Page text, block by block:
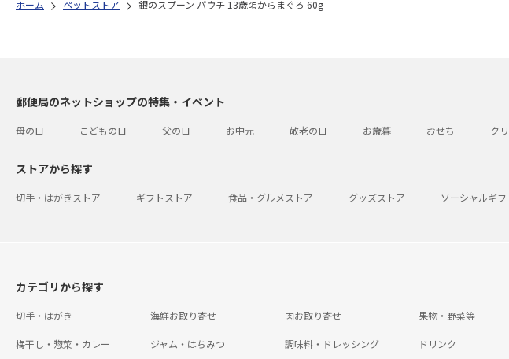
ホーム ペットストア 銀のスプーン パウチ 13歳頃からまぐろ 60g
郵便局のネットショップの特集・イベント
母の日 こどもの日 父の日 お中元 敬老の日 お歳暮 おせち ク
ストアから探す
切手・はがきストア ギフトストア 食品・グルメストア グッズストア ソーシャルギ
カテゴリから探す
切手・はがき 海鮮お取り寄せ 肉お取り寄せ 果物・野菜等
梅干し・惣菜・カレー ジャム・はちみつ 調味料・ドレッシング ドリンク